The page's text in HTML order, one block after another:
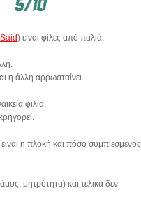
) είναι φίλες από παλιά.
η άλλη αρρωσταίνει.
φιλία.
η πλοκή και πόσο συμπιεσμένος
μητρότητα) και τελικά δεν